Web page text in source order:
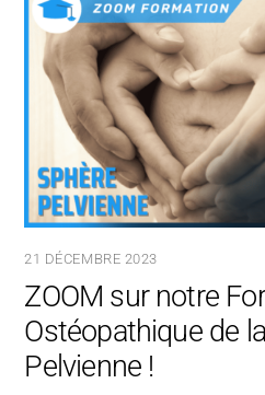
21 DÉCEMBRE 2023
ZOOM sur notre
Ostéopathique de
Pelvienne !